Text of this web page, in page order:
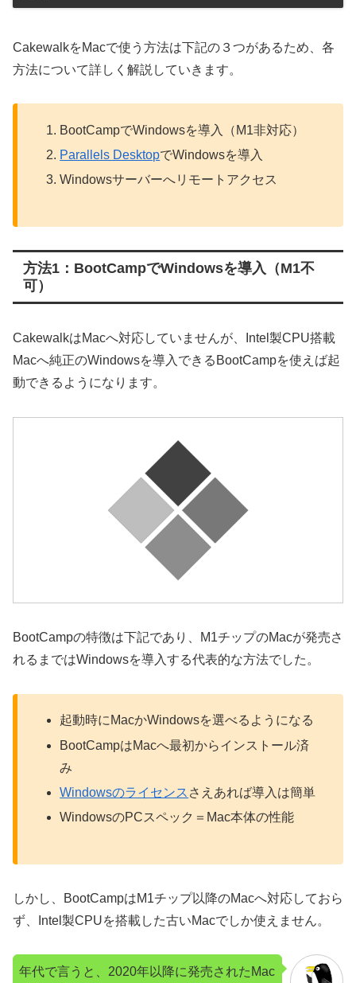
CakewalkをMacで使う方法は下記の３つがあるため、各
方法について詳しく解説していきます。
BootCampでWindowsを導入（M1非対応）
Parallels DesktopでWindowsを導入
Windowsサーバーへリモートアクセス
方法1：BootCampでWindowsを導入（M1不
可）
CakewalkはMacへ対応していませんが、Intel製CPU搭載
Macへ純正のWindowsを導入できるBootCampを使えば起
動できるようになります。
BootCampの特徴は下記であり、M1チップのMacが発売さ
れるまではWindowsを導入する代表的な方法でした。
起動時にMacかWindowsを選べるようになる
BootCampはMacへ最初からインストール済
み
Windowsのライセンス さえあれば導入は簡単
WindowsのPCスペック＝Mac本体の性能
しかし、BootCampはM1チップ以降のMacへ対応しておら
ず、Intel製CPUを搭載した古いMacでしか使えません。
年代で言うと、2020年以降に発売されたMac